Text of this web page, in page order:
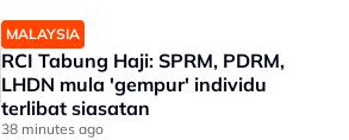
MALAYSIA
RCI Tabung Haji: SPRM, PDRM,
LHDN mula 'gempur' individu
terlibat siasatan
38 minutes ago